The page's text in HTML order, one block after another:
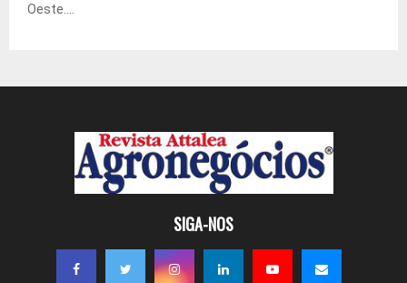
Oeste....
SIGA-NOS